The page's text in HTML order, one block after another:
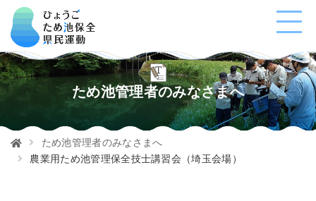
ため池管理者のみなさまへ
ため池管理者のみなさまへ
農業用ため池管理保全技士講習会（埼玉会場）